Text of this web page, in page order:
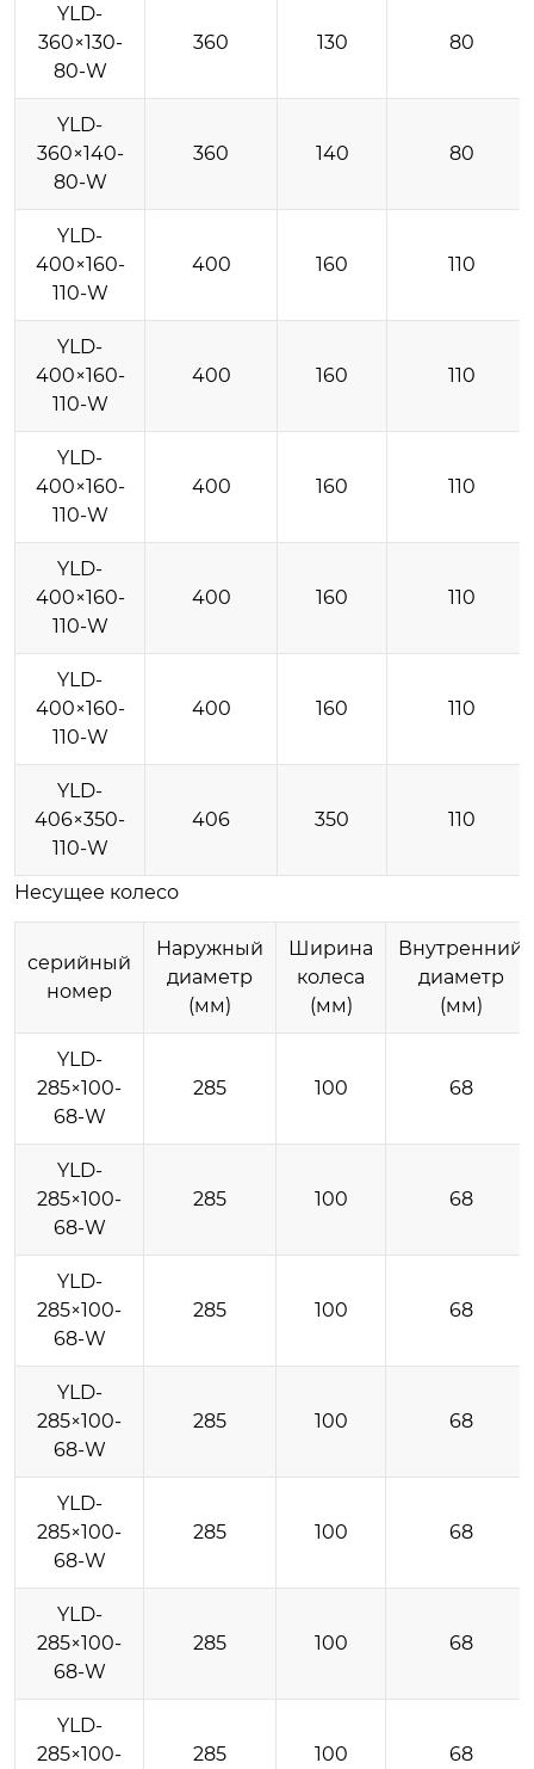
YLD-
360×130-
80-W
360 130 80
YLD-
360×140-
80-W
360 140 80
YLD-
400×160-
110-W
400 160 110
YLD-
400×160-
110-W
400 160 110
YLD-
400×160-
110-W
400 160 110
YLD-
400×160-
110-W
400 160 110
YLD-
400×160-
110-W
400 160 110
YLD-
406×350-
110-W
406 350 110
Несущее колесо
серийный
номер
Наружный
диаметр
(мм)
Ширина
колеса
(мм)
Внутренний
диаметр
(мм)
YLD-
285×100-
68-W
285 100 68
YLD-
285×100-
68-W
285 100 68
YLD-
285×100-
68-W
285 100 68
YLD-
285×100-
68-W
285 100 68
YLD-
285×100-
68-W
285 100 68
YLD-
285×100-
68-W
285 100 68
YLD-
285×100-
285 100 68